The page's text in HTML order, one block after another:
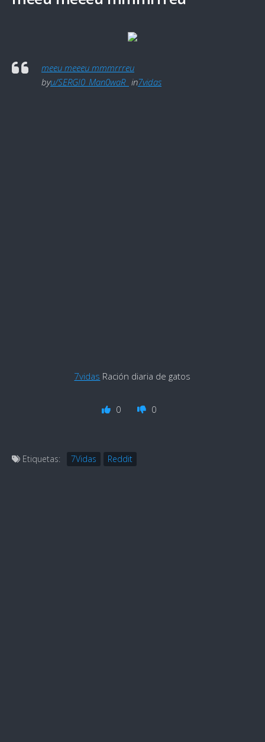
meeu meeeu mmmrrreu
byu/SERGI0_Man0waR_ in7vidas
7vidas Ración diaria de gatos
0 0
Etiquetas: 7Vidas Reddit